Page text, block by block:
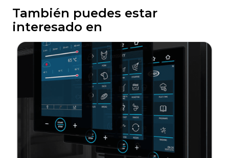
También puedes estar
interesado en